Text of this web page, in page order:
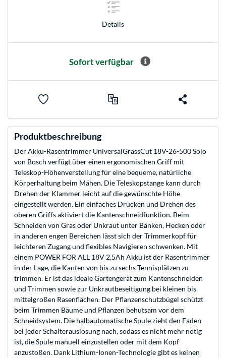
Details
Sofort verfügbar
Produktbeschreibung
Der Akku-Rasentrimmer UniversalGrassCut 18V-26-500 Solo
von Bosch verfügt über einen ergonomischen Griff mit
Teleskop-Höhenverstellung für eine bequeme, natürliche
Körperhaltung beim Mähen. Die Teleskopstange kann durch
Drehen der Klammer leicht auf die gewünschte Höhe
eingestellt werden. Ein einfaches Drücken und Drehen des
oberen Griffs aktiviert die Kantenschneidfunktion. Beim
Schneiden von Gras oder Unkraut unter Bänken, Hecken oder
in anderen engen Bereichen lässt sich der Trimmerkopf für
leichteren Zugang und flexibles Navigieren schwenken. Mit
einem POWER FOR ALL 18V 2,5Ah Akku ist der Rasentrimmer
in der Lage, die Kanten von bis zu sechs Tennisplätzen zu
trimmen. Er ist das ideale Gartengerät zum Kantenschneiden
und Trimmen sowie zur Unkrautbeseitigung bei kleinen bis
mittelgroßen Rasenflächen. Der Pflanzenschutzbügel schützt
beim Trimmen Bäume und Pflanzen behutsam vor dem
Schneidsystem. Die halbautomatische Spule zieht den Faden
bei jeder Schalterauslösung nach, sodass es nicht mehr nötig
ist, die Spule manuell einzustellen oder mit dem Kopf
anzustoßen. Dank Lithium-Ionen-Technologie gibt es keinen